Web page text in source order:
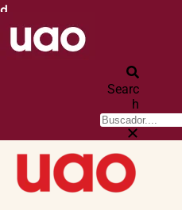
d
Searc
h